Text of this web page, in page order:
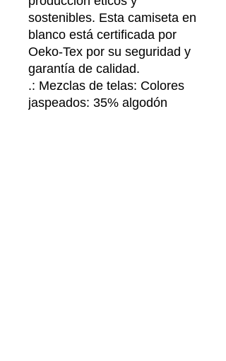
sostenibles. Esta camiseta en
blanco está certificada por
Oeko-Tex por su seguridad y
garantía de calidad.
.: Mezclas de telas: Colores
jaspeados: 35% algodón